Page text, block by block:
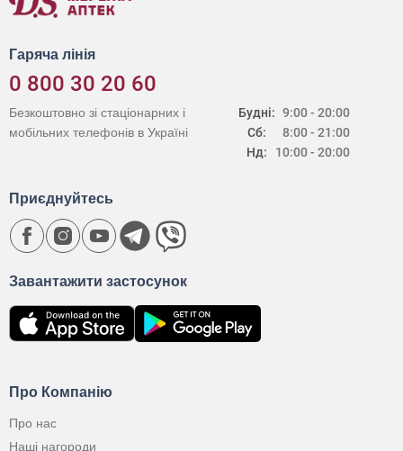
Гаряча лінія
0 800 30 20 60
Будні:
Сб:
Нд:
9:00 - 20:00
8:00 - 21:00
10:00 - 20:00
Безкоштовно зі стаціонарних і
мобільних телефонів в Україні
Про Компанію
Про нас
Наші нагороди
Завантажити застосунок
Приєднуйтесь